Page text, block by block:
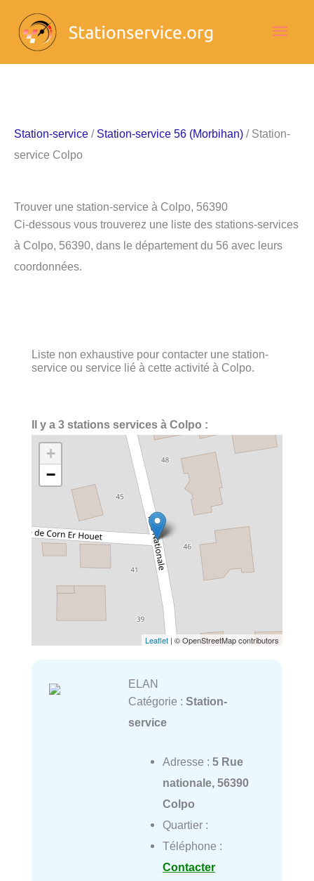
contenu
Station-service / Station-service 56 (Morbihan) / Station-
service Colpo
Trouver une station-service à Colpo, 56390
Ci-dessous vous trouverez une liste des stations-services
à Colpo, 56390, dans le département du 56 avec leurs
coordonnées.
Liste non exhaustive pour contacter une station-
service ou service lié à cette activité à Colpo.
Il y a 3 stations services à Colpo :
+
−
Leaflet | © OpenStreetMap contributors
ELAN
Catégorie : Station-
service
Adresse : 5 Rue
nationale, 56390
Colpo
Quartier :
Téléphone :
Contacter